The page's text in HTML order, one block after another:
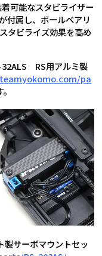
可能なスタビライザー
付属し、ボールベアリ
タビライズ効果を高め
32ALS RS用アルミ製
pa
サーボマウントセッ